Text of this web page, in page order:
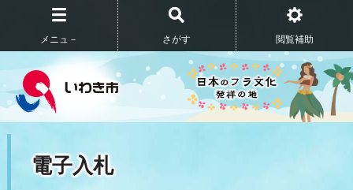
メニュ－ さがす 閲覧補助
電子入札